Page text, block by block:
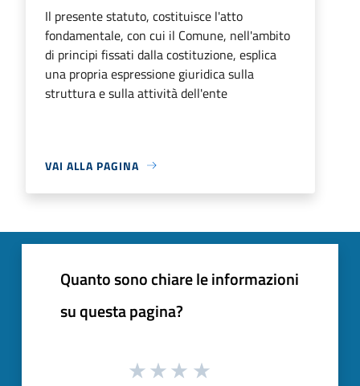
Il presente statuto, costituisce l'atto
fondamentale, con cui il Comune, nell'ambito
di principi fissati dalla costituzione, esplica
una propria espressione giuridica sulla
struttura e sulla attività dell'ente
VAI ALLA PAGINA
Quanto sono chiare le informazioni
su questa pagina?